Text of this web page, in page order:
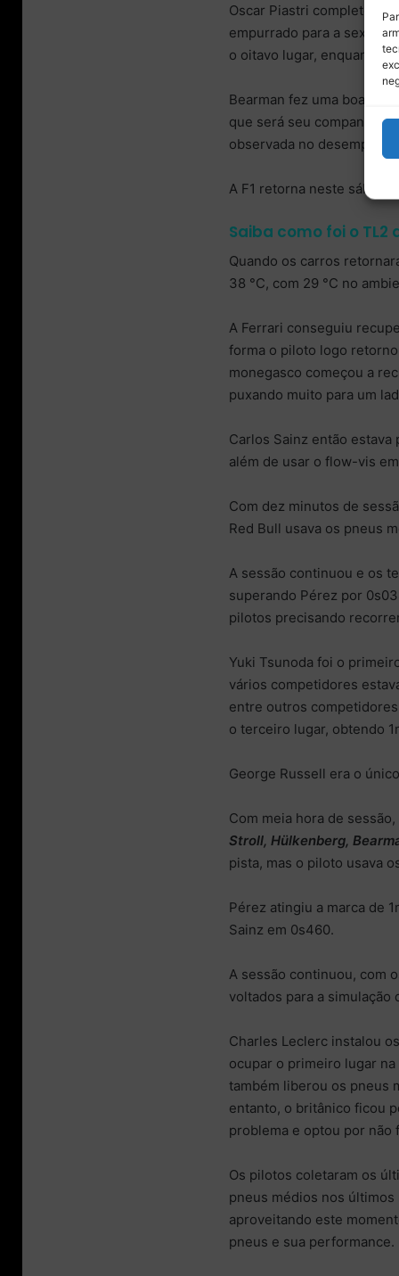
Oscar Piastri completou a
empurrado para a sexta
o oitavo lugar, enquanto
Bearman fez uma boa
que será seu
observada no
A F1 retorna neste
Saiba como foi o TL2
Quando os carros
38 °C, com 29 °C no
A Ferrari conseguiu
forma o piloto logo
monegasco começou a
puxando muito para um
Carlos Sainz então
além de usar o flow-vis
Com dez minutos de
Red Bull usava os pneus
A sessão continuou e os
superando Pérez por
pilotos precisando
Yuki Tsunoda foi o
vários competidores
entre outros
o terceiro lugar, obtendo
George Russell era o
Com meia hora de
Stroll, Hülkenberg,
pista, mas o piloto usava
Pérez atingiu a marca de
Sainz em 0s460.
A sessão continuou, com
voltados para a simulação
Charles Leclerc instalou
ocupar o primeiro lugar
também liberou os pneus
entanto, o britânico ficou
problema e optou por não
Os pilotos coletaram os
pneus médios nos
aproveitando este
pneus e sua performance.